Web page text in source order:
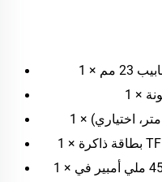
1 × بطارية قابلة لإعادة الشحن بسعة 4500 ملي أمبير في